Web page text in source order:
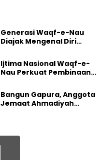
Kelurahan
Generasi Waqf-e-Nau
Diajak Mengenal Diri
Dunia
Ijtima Nasional Waqf-e-
Nau Perkuat Pembinaan
Bangun Gapura, Anggota
Jemaat Ahmadiyah